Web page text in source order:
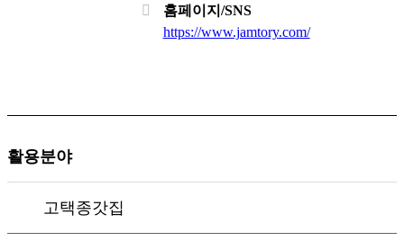
홈페이지/SNS
https://www.jamtory.com/
활용분야
고택종갓집